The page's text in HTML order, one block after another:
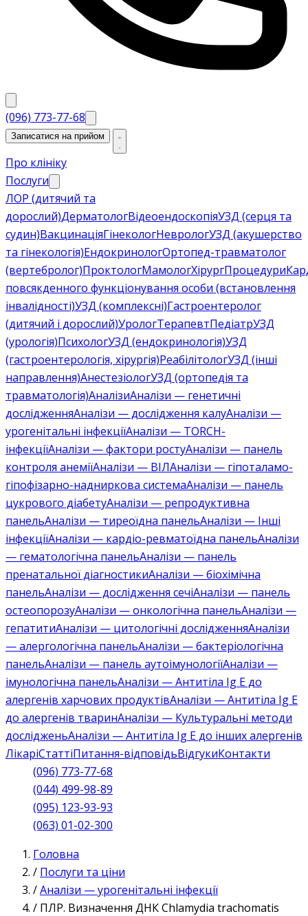
(096) 773-77-68
Записатися на прийом
Про клініку
Послуги
ЛОР (дитячий та
дорослий)ДерматологВідеоендоскопіяУЗД (серця та
судин)ВакцинаціяГінекологНеврологУЗД (акушерство
та гінекологія)ЕндокринологОртопед-травматолог
(вертебролог)ПроктологМамологХірургПроцедури
повсякденного функціонування особи (встановлення
інвалідності)УЗД (комплексні)Гастроентеролог
(дитячий і дорослий)УрологТерапевтПедіатрУЗД
(урологія)ПсихологУЗД (ендокринологія)УЗД
(гастроентерологія, хірургія)РеабілітологУЗД (інші
направлення)АнестезіологУЗД (ортопедія та
травматологія)АналізиАналізи — генетичні
дослідженняАналізи — дослідження калуАналізи —
урогенітальні інфекціїАналізи — TORCH-
інфекціїАналізи — фактори ростуАналізи — панель
контроля анеміїАналізи — ВІЛАналізи — гіпоталамо-
гіпофізарно-надниркова системаАналізи — панель
цукрового діабетуАналізи — репродуктивна
панельАналізи — тиреоїдна панельАналізи — Інші
інфекціїАналізи — кардіо-ревматоїдна панельАналізи
— гематологічна панельАналізи — панель
пренатальної діагностикиАналізи — біохімічна
панельАналізи — дослідження сечіАналізи — панель
остеопорозуАналізи — онкологічна панельАналізи —
гепатитиАналізи — цитологічні дослідженняАналізи
— алергологічна панельАналізи — бактеріологічна
панельАналізи — панель аутоімунологіїАналізи —
імунологічна панельАналізи — Антитіла Ig E до
алергенів харчових продуктівАналізи — Антитіла Ig E
до алергенів тваринАналізи — Культуральні методи
дослідженьАналізи — Антитіла Ig E до інших алергенів
ЛікаріСтаттіПитання-відповідьВідгукиКонтакти
(096) 773-77-68
(044) 499-98-89
(095) 123-93-93
(063) 01-02-300
Головна
/ Послуги та ціни
/Аналізи — урогенітальні інфекції
/ ПЛР. Визначення ДНК Chlamydia trachomatis